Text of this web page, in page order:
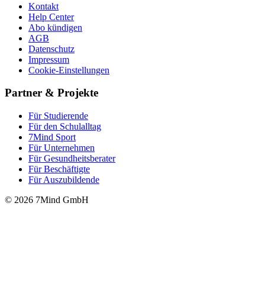
Kontakt
Help Center
Abo kündigen
AGB
Datenschutz
Impressum
Cookie-Einstellungen
Partner & Projekte
Für Stu­die­rende
Für den Schulalltag
7Mind Sport
Für Unter­neh­men
Für Gesund­heits­be­ra­ter
Für Beschäftigte
Für Auszubildende
© 2026 7Mind GmbH